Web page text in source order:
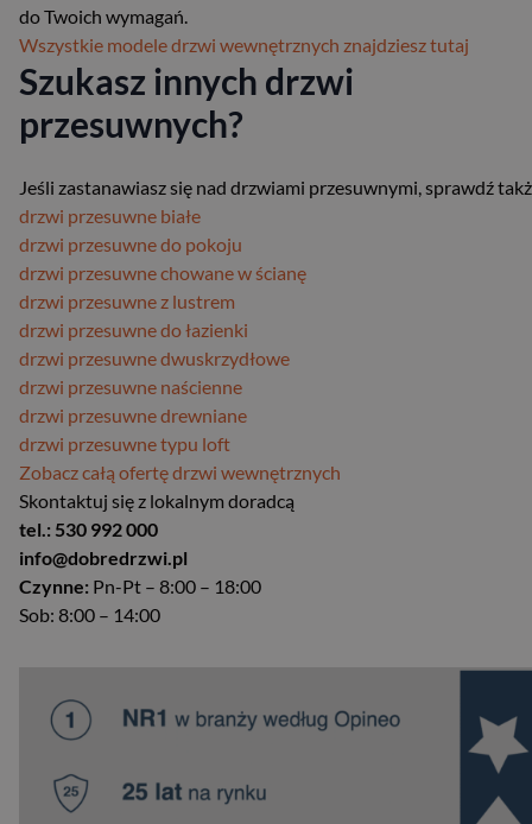
do Twoich wymagań.
Wszystkie modele drzwi wewnętrznych znajdziesz tutaj
Szukasz innych drzwi
przesuwnych?
Jeśli zastanawiasz się nad drzwiami przesuwnymi, sprawdź
drzwi przesuwne białe
drzwi przesuwne do pokoju
drzwi przesuwne chowane w ścianę
drzwi przesuwne z lustrem
drzwi przesuwne do łazienki
drzwi przesuwne dwuskrzydłowe
drzwi przesuwne naścienne
drzwi przesuwne drewniane
drzwi przesuwne typu loft
Zobacz całą ofertę drzwi wewnętrznych
Skontaktuj się z lokalnym doradcą
tel.: 530 992 000
info@dobredrzwi.pl
Czynne: Pn-Pt – 8:00 – 18:00
Sob: 8:00 – 14:00